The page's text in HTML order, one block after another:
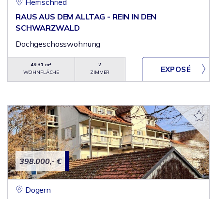
Herrischried
RAUS AUS DEM ALLTAG - REIN IN DEN
SCHWARZWALD
Dachgeschosswohnung
49,31 m²
WOHNFLÄCHE
2
ZIMMER
398.000,- €
Dogern